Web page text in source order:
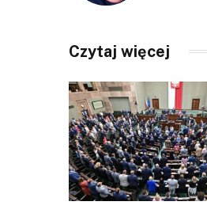
Czytaj więcej